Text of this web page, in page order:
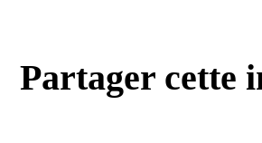
Partager cette